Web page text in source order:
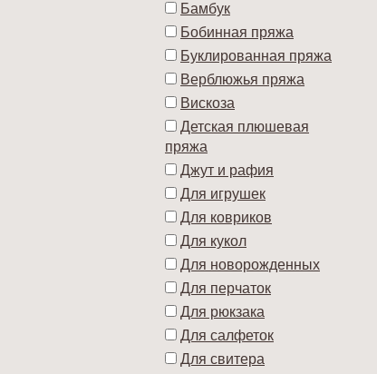
Бамбук
Бобинная пряжа
Буклированная пряжа
Верблюжья пряжа
Вискоза
Детская плюшевая
пряжа
Джут и рафия
Для игрушек
Для ковриков
Для кукол
Для новорожденных
Для перчаток
Для рюкзака
Для салфеток
Для свитера